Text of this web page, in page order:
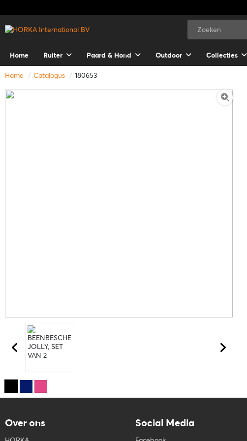
Home Ruiter Paard & Hond Outdoor Collecties
Home Catalogus 180653
Over ons Social Media